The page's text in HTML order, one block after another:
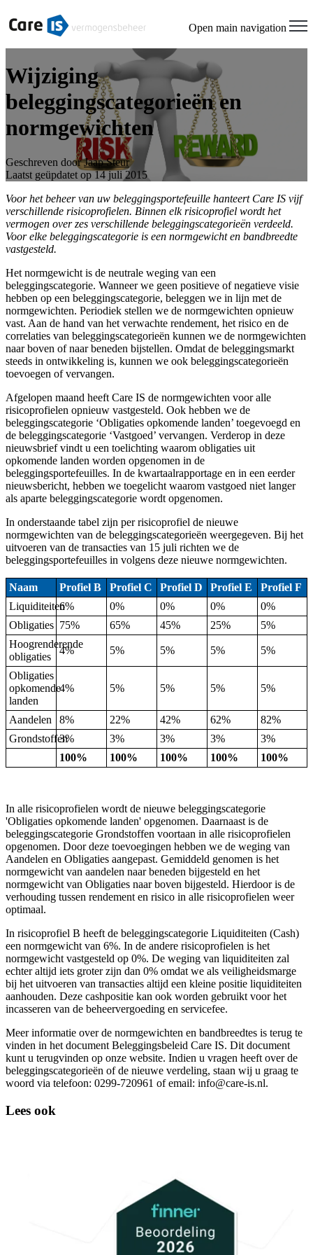
Open main navigation
Wijziging
beleggingscategorieën en
normgewichten
Geschreven doorJaap Steur
Laatst geüpdatet op 14 juli 2015
Voor het beheer van uw beleggingsportefeuille hanteert Care IS vijf
verschillende risicoprofielen. Binnen elk risicoprofiel wordt het
vermogen over zes verschillende beleggingscategorieën verdeeld.
Voor elke beleggingscategorie is een normgewicht en bandbreedte
vastgesteld.
Het normgewicht is de neutrale weging van een
beleggingscategorie. Wanneer we geen positieve of negatieve visie
hebben op een beleggingscategorie, beleggen we in lijn met de
normgewichten. Periodiek stellen we de normgewichten opnieuw
vast. Aan de hand van het verwachte rendement, het risico en de
correlaties van beleggingscategorieën kunnen we de normgewichten
naar boven of naar beneden bijstellen. Omdat de beleggingsmarkt
steeds in ontwikkeling is, kunnen we ook beleggingscategorieën
toevoegen of vervangen.
Afgelopen maand heeft Care IS de normgewichten voor alle
risicoprofielen opnieuw vastgesteld. Ook hebben we de
beleggingscategorie ‘Obligaties opkomende landen’ toegevoegd en
de beleggingscategorie ‘Vastgoed’ vervangen. Verderop in deze
nieuwsbrief vindt u een toelichting waarom obligaties uit
opkomende landen worden opgenomen in de
beleggingsportefeuilles. In de kwartaalrapportage en in een eerder
nieuwsbericht, hebben we toegelicht waarom vastgoed niet langer
als aparte beleggingscategorie wordt opgenomen.
In onderstaande tabel zijn per risicoprofiel de nieuwe
normgewichten van de beleggingscategorieën weergegeven. Bij het
uitvoeren van de transacties van 15 juli richten we de
beleggingsportefeuilles in volgens deze nieuwe normgewichten.
Naam Profiel B Profiel C Profiel D Profiel E
Profiel F
Liquiditeiten6% 0% 0% 0%
0%
Obligaties 75% 65% 45% 25%
5%
Hoogrenderende
obligaties
4% 5% 5% 5% 5%
Obligaties
opkomende
landen
4% 5% 5% 5% 5%
Aandelen 8% 22% 42% 62%
82%
Grondstoffen3% 3% 3% 3%
3%
100%
100% 100% 100% 100%
In alle risicoprofielen wordt de nieuwe beleggingscategorie
'Obligaties opkomende landen' opgenomen. Daarnaast is de
beleggingscategorie Grondstoffen voortaan in alle risicoprofielen
opgenomen. Door deze toevoegingen hebben we de weging van
Aandelen en Obligaties aangepast. Gemiddeld genomen is het
normgewicht van aandelen naar beneden bijgesteld en het
normgewicht van Obligaties naar boven bijgesteld. Hierdoor is de
verhouding tussen rendement en risico in alle risicoprofielen weer
optimaal.
In risicoprofiel B heeft de beleggingscategorie Liquiditeiten (Cash)
een normgewicht van 6%. In de andere risicoprofielen is het
normgewicht vastgesteld op 0%. De weging van liquiditeiten zal
echter altijd iets groter zijn dan 0% omdat we als veiligheidsmarge
bij het uitvoeren van transacties altijd een kleine positie liquiditeiten
aanhouden. Deze cashpositie kan ook worden gebruikt voor het
incasseren van de beheervergoeding en servicefee.
Meer informatie over de normgewichten en bandbreedtes is terug te
vinden in het document Beleggingsbeleid Care IS. Dit document
kunt u terugvinden op onze website. Indien u vragen heeft over de
beleggingscategorieën of de nieuwe verdeling, staan wij u graag te
woord via telefoon: 0299-720961 of email: info@care-is.nl.
Lees ook